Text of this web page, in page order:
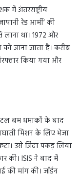
अंतरराष्ट्रीय
रेड आर्मी’ की
लाना था। 1972 और
जाना जाता है। करीब
किया गया और
बम धमाकों के बाद
मिशन के लिए भेजा
उसे जिंदा पकड़ लिया
की। ISIS ने बाद में
की मांग की। जॉर्डन